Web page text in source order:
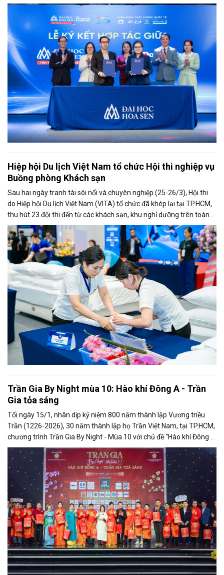
đồng doanh nghiệp và cơ sở đào tạo nhằm phát triển nguồn nhân
lực chất lượng cao.
Hiệp hội Du lịch Việt Nam tổ chức Hội thi nghiệp vụ
Buồng phòng Khách sạn
Sau hai ngày tranh tài sôi nổi và chuyên nghiệp (25-26/3), Hội thi
do Hiệp hội Du lịch Việt Nam (VITA) tổ chức đã khép lại tại TP.HCM,
thu hút 23 đội thi đến từ các khách sạn, khu nghỉ dưỡng trên toàn
quốc, qua đó góp phần nâng cao chất lượng nguồn nhân lực và
chuẩn hóa kỹ năng trong lĩnh vực lưu trú.
Trần Gia By Night mùa 10: Hào khí Đông A - Trần
Gia tỏa sáng
Tối ngày 15/1, nhân dịp kỷ niệm 800 năm thành lập Vương triều
Trần (1226-2026), 30 năm thành lập họ Trần Việt Nam, tại TP.HCM,
chương trình Trần Gia By Night - Mùa 10 với chủ đề “Hào khí Đông A
- Trần Gia tỏa sáng” đã diễn ra, quy tụ gần 400 doanh nhân, đại biểu
và khách mời họ Trần và các dòng họ bạn.